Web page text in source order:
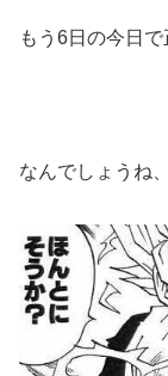
もう6日の今日
なんでしょうね